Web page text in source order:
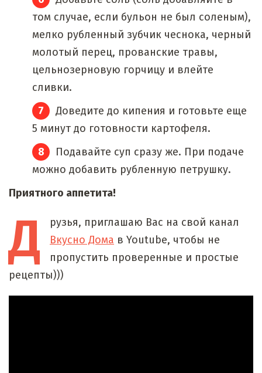
том случае, если бульон не был соленым),
мелко рубленный зубчик чеснока, черный
молотый перец, прованские травы,
цельнозерновую горчицу и влейте
сливки.
Доведите до кипения и готовьте еще
5 минут до готовности картофеля.
Подавайте суп сразу же. При подаче
можно добавить рубленную петрушку.
Приятного аппетита!
Д рузья, приглашаю Вас на свой канал
Вкусно Дома в Youtube, чтобы не
пропустить проверенные и простые
рецепты)))